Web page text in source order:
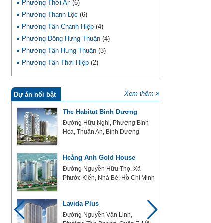
Phường Thới An (6)
Phường Thạnh Lộc (6)
Phường Tân Chánh Hiệp (4)
Phường Đông Hưng Thuận (4)
Phường Tân Hưng Thuận (3)
Phường Tân Thới Hiệp (2)
Dự án nổi bật Xem thêm
The Habitat Bình Dương
Đường Hữu Nghị, Phường Bình
Hòa, Thuận An, Bình Dương
Hoàng Anh Gold House
Đường Nguyễn Hữu Thọ, Xã
Phước Kiển, Nhà Bè, Hồ Chí Minh
Lavida Plus
Đường Nguyễn Văn Linh,